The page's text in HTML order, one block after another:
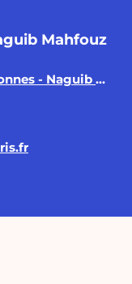
Mahfouz
Site de la bibliothèque Couronnes - Naguib Mahfouz